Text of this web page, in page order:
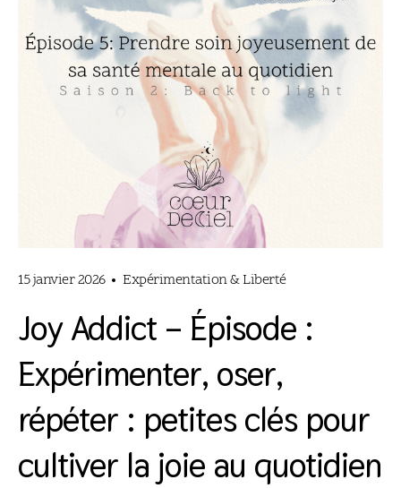
15 janvier 2026 Expérimentation & Liberté
Joy Addict – Épisode :
Expérimenter, oser,
répéter : petites clés pour
cultiver la joie au quotidien